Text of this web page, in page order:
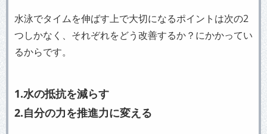
水泳でタイムを伸ばす上で大切になるポイントは次の2
つしかなく、それぞれをどう改善するか？にかかってい
るからです。
1.水の抵抗を減らす
2.自分の力を推進力に変える